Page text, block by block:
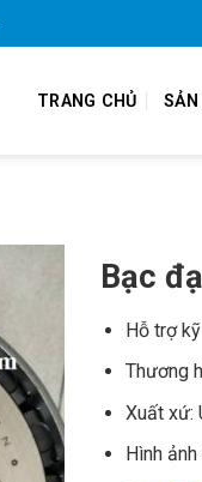
TRANG CHỦ
Bạc
Hỗ trợ
Thương
Xuất xứ:
Hình